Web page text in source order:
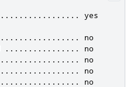
yes
no
................ no
no
no
no